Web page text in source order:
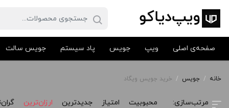
صفحه‌ی اصلی ویپ جویس پاد سیستم جویس سالت
خانه / جویس / خرید جویس ویگاد
محبوبیت امتیاز جدیدترین ارزان‌ترین